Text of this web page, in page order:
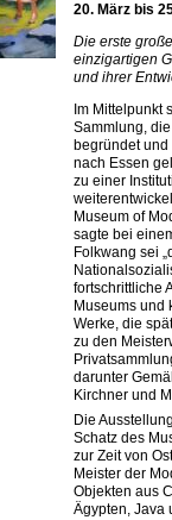
20. März bis
Die erste
einzigartigen
und ihrer
Im Mittelpunkt
Sammlung,
begründet
nach Essen
zu einer
Museum of
sagte bei
Folkwang sei
fortschrittliche
Museums und
Werke, die
zu den
darunter
Kirchner und
Die
Schatz des
zur Zeit von
Meister der
Objekten aus
Ägypten, Java